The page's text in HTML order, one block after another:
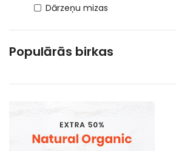
Dārzeņu mizas
Garšaugi 21%
Garšaugi 5%
Kartupeļi. 21%
Kartupeļi. burkāni. bietes
Ķirbji. baklažāni un kabačveidīgie
Pākšaugi. kukurūza un sparģeļi
Populārās birkas